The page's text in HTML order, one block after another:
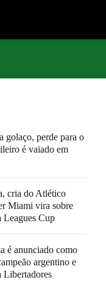
golaço, perde para o
é vaiado em
cria do Atlético
Miami vira sobre
Leagues Cup
é anunciado como
argentino e
Libertadores